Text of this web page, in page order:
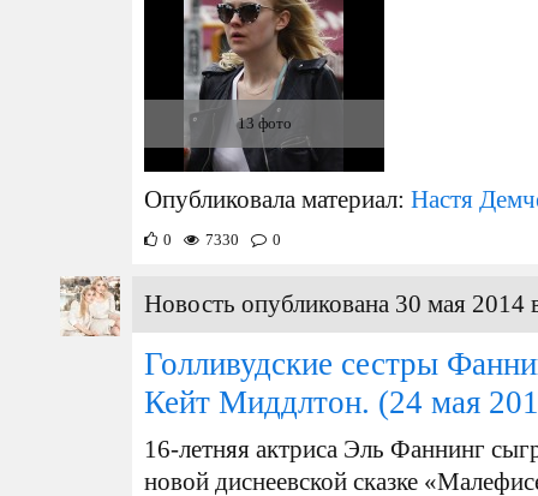
13 фото
Опубликовала материал: Настя
0 7330 0
Новость опубликована 30 мая 2014
Голливудские сестры
Кейт Миддлтон. (24 мая
16-летняя актриса Эль Фаннинг
новой диснеевской сказке